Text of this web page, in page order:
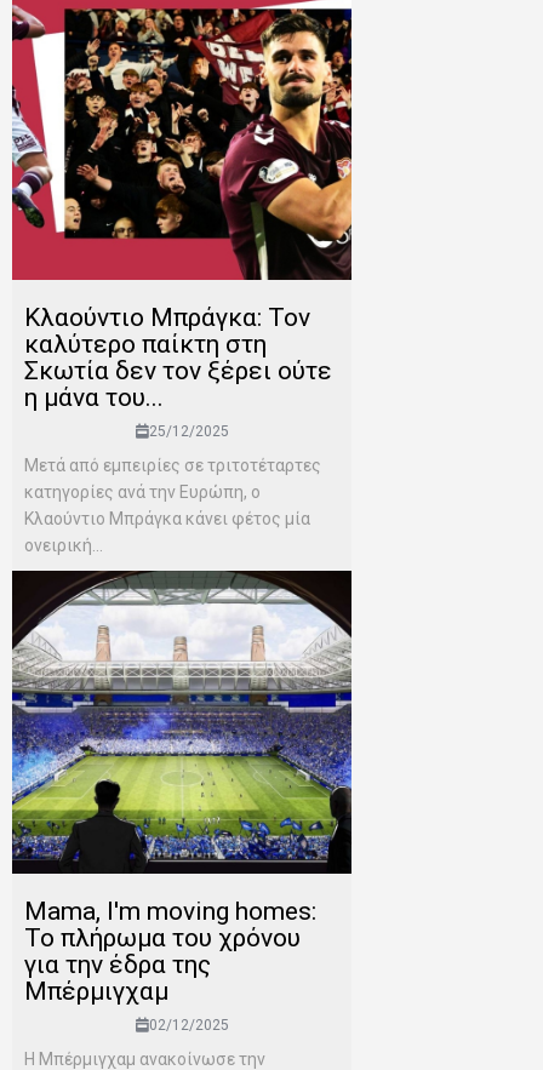
Κλαούντιο Μπράγκα: Τον
καλύτερο παίκτη στη
Σκωτία δεν τον ξέρει ούτε
η μάνα του...
25/12/2025
Μετά από εμπειρίες σε τριτοτέταρτες
κατηγορίες ανά την Ευρώπη, ο
Κλαούντιο Μπράγκα κάνει φέτος μία
ονειρική...
Mama, I'm moving homes:
Το πλήρωμα του χρόνου
για την έδρα της
Μπέρμιγχαμ
02/12/2025
Η Μπέρμιγχαμ ανακοίνωσε την